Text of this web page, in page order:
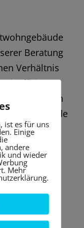
Beratung
Verhältnis
wir je nach
das passende
im
% des
ist es für uns
Einige
andere
und wieder
Mehr